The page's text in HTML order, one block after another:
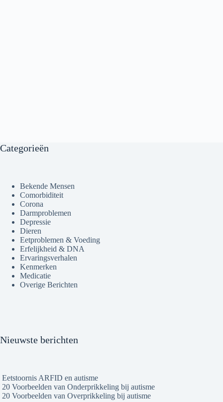
Categorieën
Bekende Mensen
Comorbiditeit
Corona
Darmproblemen
Depressie
Dieren
Eetproblemen & Voeding
Erfelijkheid & DNA
Ervaringsverhalen
Kenmerken
Medicatie
Overige Berichten
Nieuwste berichten
Eetstoornis ARFID en autisme
20 Voorbeelden van Onderprikkeling bij autisme
20 Voorbeelden van Overprikkeling bij autisme